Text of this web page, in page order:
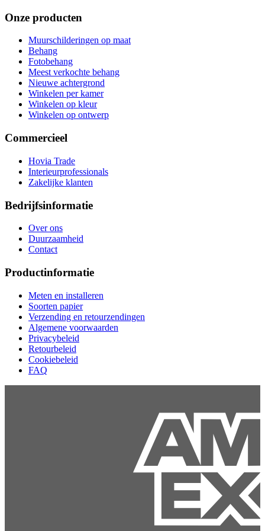
Onze producten
Muurschilderingen op maat
Behang
Fotobehang
Meest verkochte behang
Nieuwe achtergrond
Winkelen per kamer
Winkelen op kleur
Winkelen op ontwerp
Commercieel
Hovia Trade
Interieurprofessionals
Zakelijke klanten
Bedrijfsinformatie
Over ons
Duurzaamheid
Contact
Productinformatie
Meten en installeren
Soorten papier
Verzending en retourzendingen
Algemene voorwaarden
Privacybeleid
Retourbeleid
Cookiebeleid
FAQ